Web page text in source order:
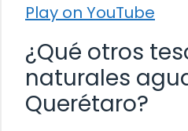
Play on YouTube
¿Qué otros
naturales
Querétaro?